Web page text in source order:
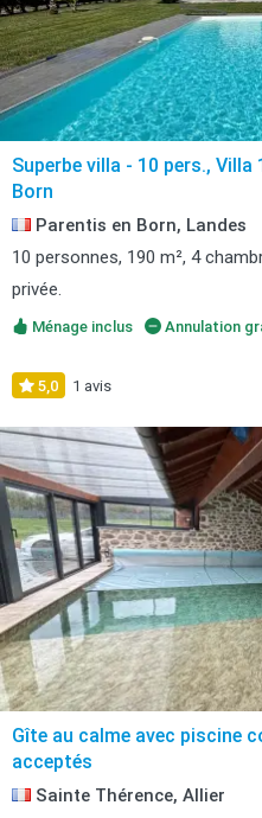
Superbe villa - 10 pers.,
Born
Parentis en Born, Landes
10 personnes, 190 m², 4
privée.
Ménage inclus Annulation
5,0 1 avis
Gîte au calme avec piscine
acceptés
Sainte Thérence, Allier